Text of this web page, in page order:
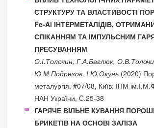
СТРУКТУРУ ТА ВЛАСТИВОСТІ
Fe-Al ІНТЕРМЕТАЛІДІВ,
СПІКАННЯМ ТА ІМПУЛЬСНИМ
ПРЕСУВАННЯМ
О.І.Толочин, Г.А.Баглюк,
Ю.М.Подрезов, І.Ю.Окунь (2020)
металургія, #07/08, Київ: ІПМ
НАН України, C.25-38
ГАРЯЧЕ ВІЛЬНЕ КУВАННЯ
БРИКЕТІВ НА ОСНОВІ ЗАЛІЗА